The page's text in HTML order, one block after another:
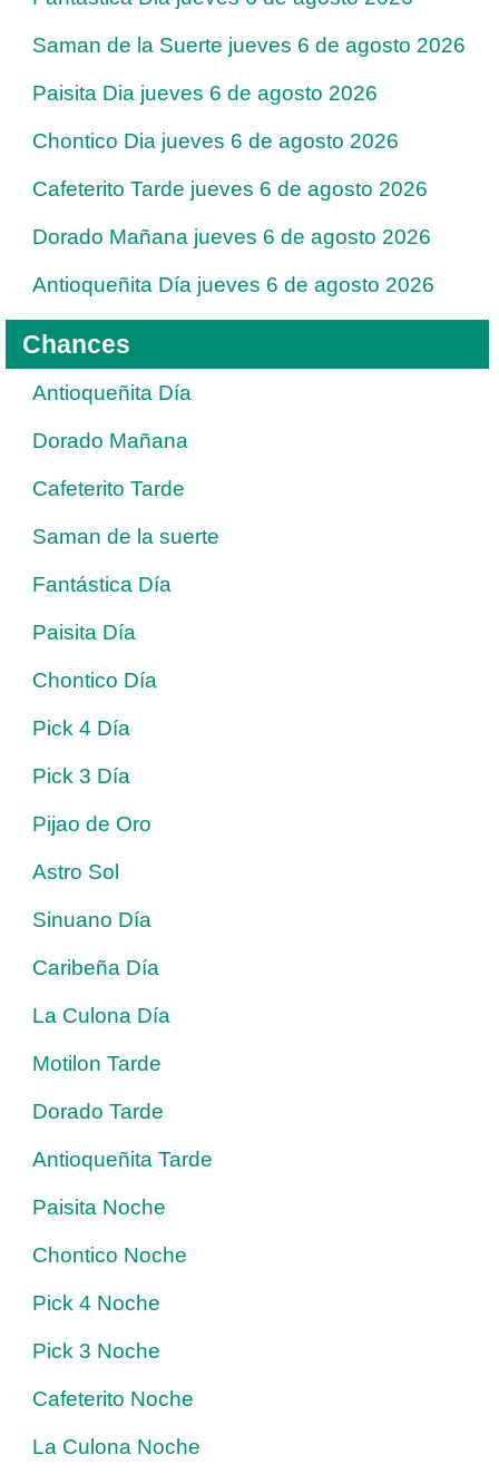
Saman de la Suerte jueves 6 de agosto 2026
Paisita Dia jueves 6 de agosto 2026
Chontico Dia jueves 6 de agosto 2026
Cafeterito Tarde jueves 6 de agosto 2026
Dorado Mañana jueves 6 de agosto 2026
Antioqueñita Día jueves 6 de agosto 2026
Chances
Antioqueñita Día
Dorado Mañana
Cafeterito Tarde
Saman de la suerte
Fantástica Día
Paisita Día
Chontico Día
Pick 4 Día
Pick 3 Día
Pijao de Oro
Astro Sol
Sinuano Día
Caribeña Día
La Culona Día
Motilon Tarde
Dorado Tarde
Antioqueñita Tarde
Paisita Noche
Chontico Noche
Pick 4 Noche
Pick 3 Noche
Cafeterito Noche
La Culona Noche